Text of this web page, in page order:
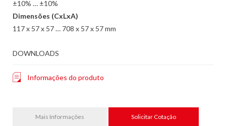
±10% … ±10%
Dimensões (CxLxA)
117 x 57 x 57 … 708 x 57 x 57 mm
DOWNLOADS
Informações do produto
Mais Informações Solicitar Cotação